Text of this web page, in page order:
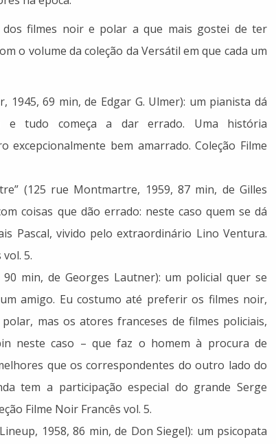
dos filmes noir e polar a que mais gostei de ter
o volume da coleção da Versátil em que cada um
1945, 69 min, de Edgar G. Ulmer): um pianista dá
e tudo começa a dar errado. Uma história
excepcionalmente bem amarrado. Coleção Filme
(125 rue Montmartre, 1959, 87 min, de Gilles
coisas que dão errado: neste caso quem se dá
Pascal, vivido pelo extraordinário Lino Ventura.
5.
90 min, de Georges Lautner): um policial quer se
amigo. Eu costumo até preferir os filmes noir,
mas os atores franceses de filmes policiais,
neste caso – que faz o homem à procura de
que os correspondentes do outro lado do
tem a participação especial do grande Serge
Filme Noir Francês vol. 5.
1958, 86 min, de Don Siegel): um psicopata